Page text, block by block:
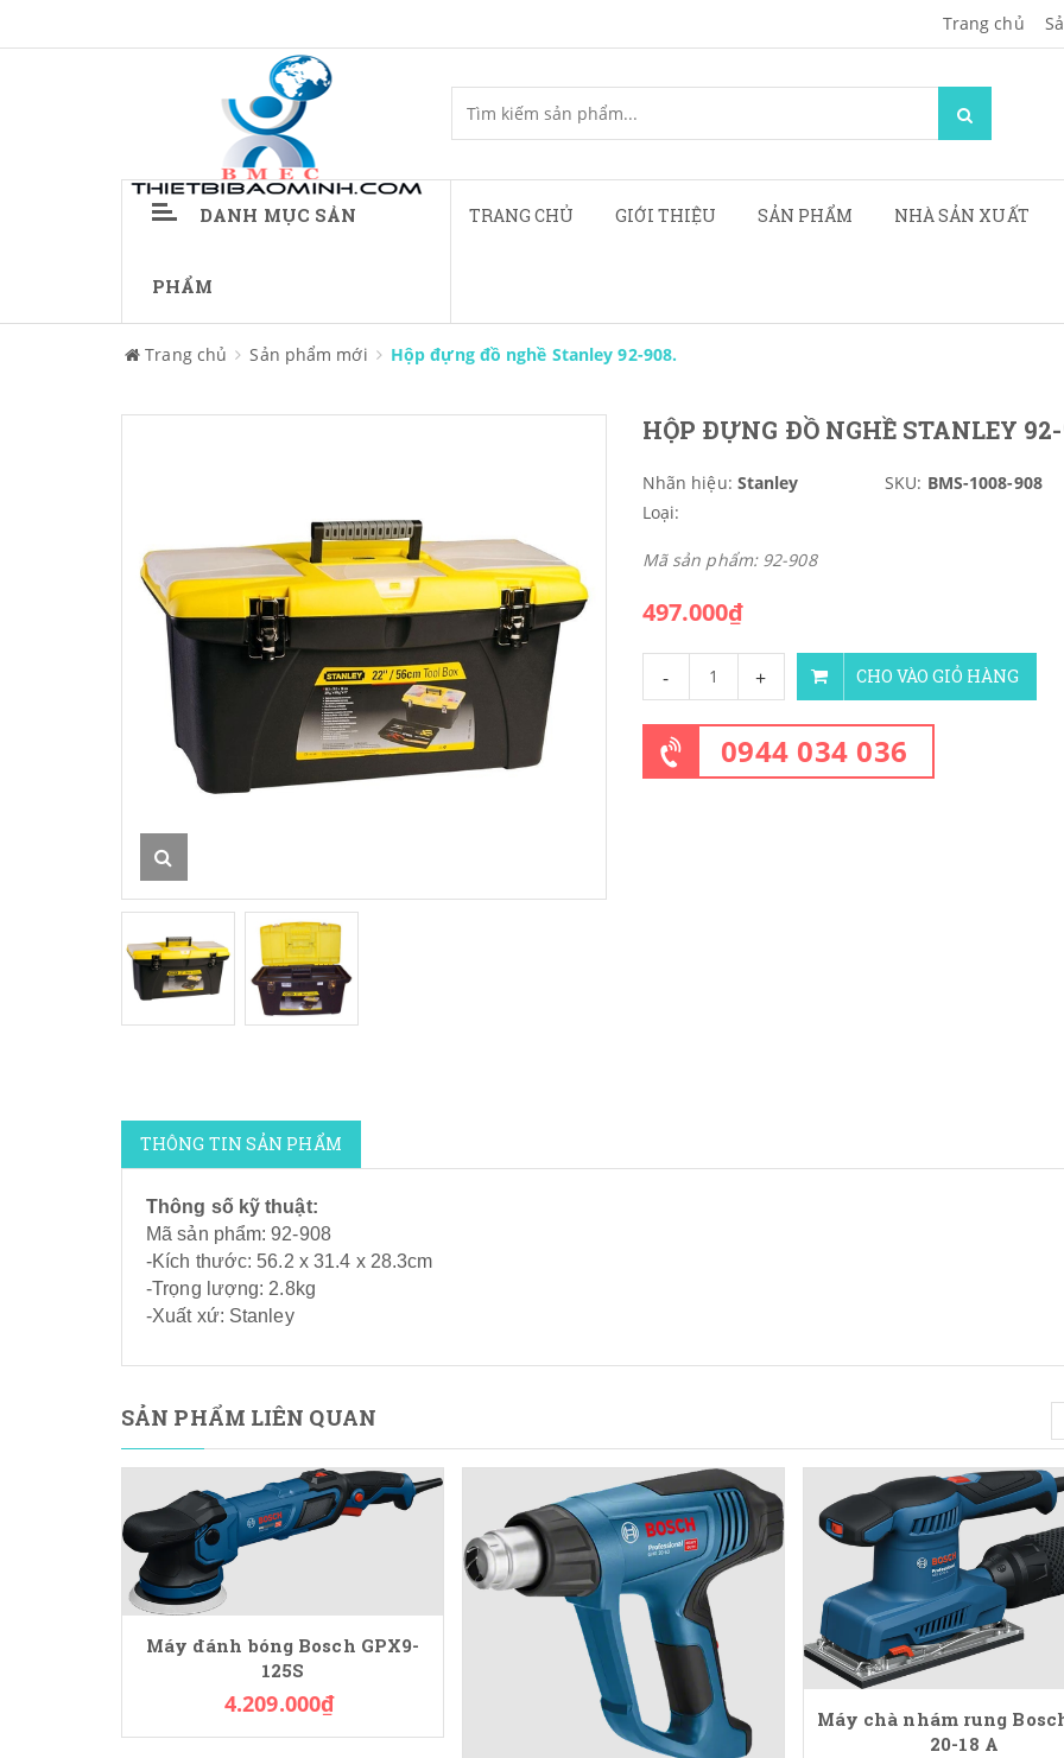
Trang chủ
DANH MỤC SẢN
PHẨM
TRANG CHỦ GIỚI THIỆU SẢN PHẨM NHÀ SẢN XUẤT
Trang chủ Sản phẩm mới Hộp đựng đồ nghề Stanley 92-908.
HỘP ĐỰNG ĐỒ NGHỀ STANLEY
Nhãn hiệu: Stanley SKU: BMS-1008-908
Loại:
Mã sản phẩm: 92-908
497.000₫
- + CHO VÀO GIỎ HÀNG
0944 034 036
THÔNG TIN SẢN PHẨM
Thông số kỹ thuật:
Mã sản phẩm: 92-908
-Kích thước: 56.2 x 31.4 x 28.3cm
-Trọng lượng: 2.8kg
-Xuất xứ: Stanley
SẢN PHẨM LIÊN QUAN
Máy đánh bóng Bosch GPX9-
125S
4.209.000₫
Máy chà nhám rung
20-18 A